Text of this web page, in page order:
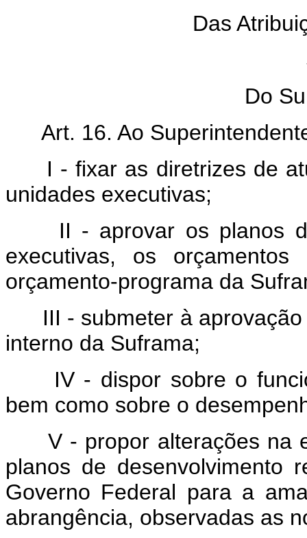
Das
Do
Art. 16. Ao
I - fixar as diretrizes de
unidades executivas;
II - aprovar os planos
executivas, os
orçamento-programa da
III - submeter à
interno da Suframa;
IV - dispor sobre o
bem como sobre o
V - propor alterações na
planos de desenvolvimento
Governo Federal para a
abrangência, observadas as